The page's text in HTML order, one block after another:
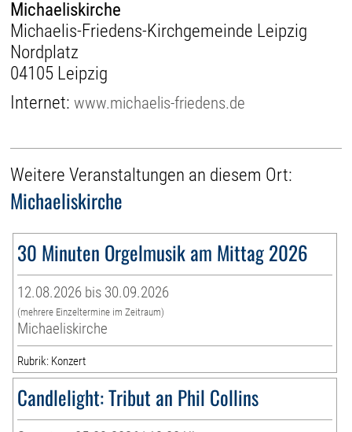
Michaeliskirche
Michaelis-Friedens-Kirchgemeinde Leipzig
Nordplatz
04105 Leipzig
Internet:www.michaelis-friedens.de
Weitere Veranstaltungen an diesem Ort:
Michaeliskirche
30 Minuten Orgelmusik am Mittag 2026
12.08.2026 bis 30.09.2026
(mehrere Einzeltermine im Zeitraum)
Michaeliskirche
Rubrik: Konzert
Candlelight: Tribut an Phil Collins